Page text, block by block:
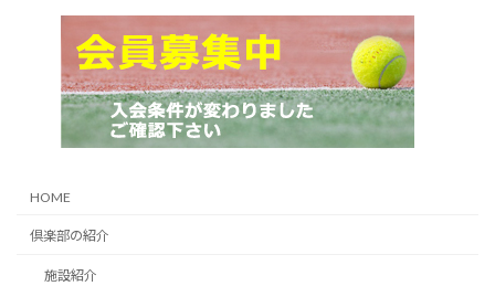
HOME
倶楽部の紹介
施設紹介